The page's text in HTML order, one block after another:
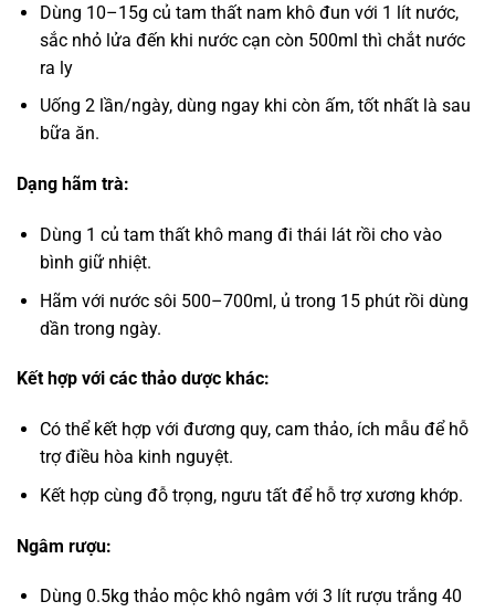
Dùng 10–15g củ tam thất nam khô đun với 1 lít nước,
sắc nhỏ lửa đến khi nước cạn còn 500ml thì chắt nước
ra ly
Uống 2 lần/ngày, dùng ngay khi còn ấm, tốt nhất là sau
bữa ăn.
Dạng hãm trà:
Dùng 1 củ tam thất khô mang đi thái lát rồi cho vào
bình giữ nhiệt.
Hãm với nước sôi 500–700ml, ủ trong 15 phút rồi dùng
dần trong ngày.
Kết hợp với các thảo dược khác:
Có thể kết hợp với đương quy, cam thảo, ích mẫu để hỗ
trợ điều hòa kinh nguyệt.
Kết hợp cùng đỗ trọng, ngưu tất để hỗ trợ xương khớp.
Ngâm rượu:
Dùng 0.5kg thảo mộc khô ngâm với 3 lít rượu trắng 40